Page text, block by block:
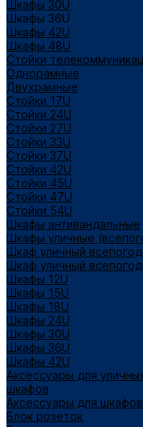
Шкафы 30U
Шкафы 36U
Шкафы 42U
Шкафы 48U
Стойки
Однорамные
Двухрамные
Стойки 17U
Стойки 24U
Стойки 27U
Стойки 33U
Стойки 37U
Стойки 42U
Стойки 45U
Стойки 47U
Стойки 54U
Шкафы антивандальные
Шкафы уличные
Шкаф уличный
Шкаф уличный
Шкафы 12U
Шкафы 15U
Шкафы 18U
Шкафы 24U
Шкафы 30U
Шкафы 36U
Шкафы 42U
Аксессуары для
шкафов
Аксессуары для
Блок розеток